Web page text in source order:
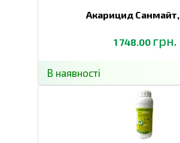
Акарицид Санмайт,
1 748.00 грн.
В наявності